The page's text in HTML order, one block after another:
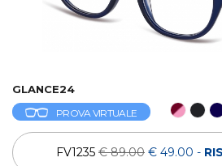
GLANCE24
PROVA VIRTUALE
FV1235 € 89.00 € 49.00 -